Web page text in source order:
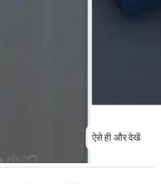
ऐसे ही और देखें